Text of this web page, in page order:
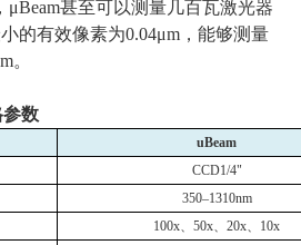
μBeam甚至可以测量几百瓦激光器
的有效像素为0.04μm，能够测量
m。
数
uBeam
CCD1/4"
350–1310nm
100x、50x、20x、 10x